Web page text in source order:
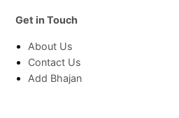
Get in Touch
About Us
Contact Us
Add Bhajan